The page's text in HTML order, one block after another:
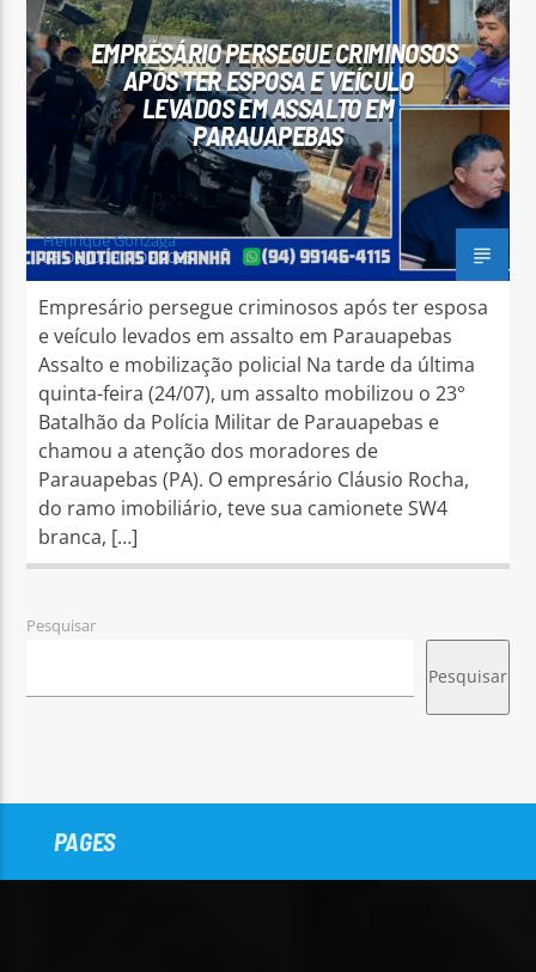
Arara Azul FM
EMPRESÁRIO PERSEGUE CRIMINOSOS
APÓS TER ESPOSA E VEÍCULO
LEVADOS EM ASSALTO EM
PARAUAPEBAS
Henrique Gonzaga
25 DE JULHO DE 2025
Empresário persegue criminosos após ter esposa
e veículo levados em assalto em Parauapebas
Assalto e mobilização policial Na tarde da última
quinta-feira (24/07), um assalto mobilizou o 23°
Batalhão da Polícia Militar de Parauapebas e
chamou a atenção dos moradores de
Parauapebas (PA). O empresário Cláusio Rocha,
do ramo imobiliário, teve sua camionete SW4
branca, […]
Pesquisar
Pesquisar
PAGES